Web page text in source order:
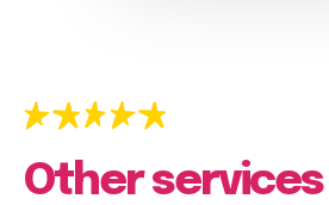
Other services